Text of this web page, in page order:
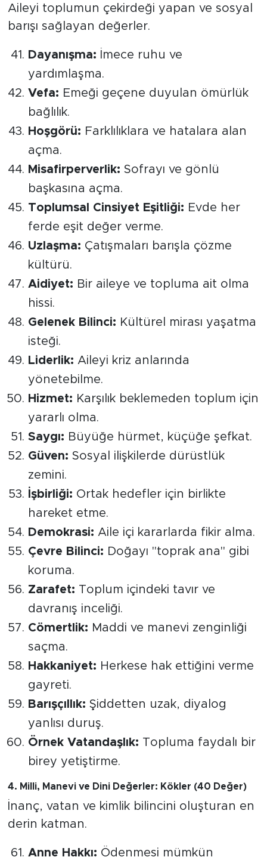
​Aileyi toplumun çekirdeği yapan ve sosyal
barışı sağlayan değerler.
Dayanışma: İmece ruhu ve
yardımlaşma.
Vefa: Emeği geçene duyulan ömürlük
bağlılık.
Hoşgörü: Farklılıklara ve hatalara alan
açma.
Misafirperverlik: Sofrayı ve gönlü
başkasına açma.
Toplumsal Cinsiyet Eşitliği: Evde her
ferde eşit değer verme.
Uzlaşma: Çatışmaları barışla çözme
kültürü.
Aidiyet: Bir aileye ve topluma ait olma
hissi.
Gelenek Bilinci: Kültürel mirası yaşatma
isteği.
Liderlik: Aileyi kriz anlarında
yönetebilme.
Hizmet: Karşılık beklemeden toplum için
yararlı olma.
Saygı: Büyüğe hürmet, küçüğe şefkat.
Güven: Sosyal ilişkilerde dürüstlük
zemini.
İşbirliği: Ortak hedefler için birlikte
hareket etme.
Demokrasi: Aile içi kararlarda fikir alma.
Çevre Bilinci: Doğayı "toprak ana" gibi
koruma.
Zarafet: Toplum içindeki tavır ve
davranış inceliği.
Cömertlik: Maddi ve manevi zenginliği
saçma.
Hakkaniyet: Herkese hak ettiğini verme
gayreti.
Barışçıllık: Şiddetten uzak, diyalog
yanlısı duruş.
Örnek Vatandaşlık: Topluma faydalı bir
birey yetiştirme.
​4. Milli, Manevi ve Dini Değerler: Kökler (40 Değer)
​İnanç, vatan ve kimlik bilincini oluşturan en
derin katman.
Anne Hakkı: Ödenmesi mümkün